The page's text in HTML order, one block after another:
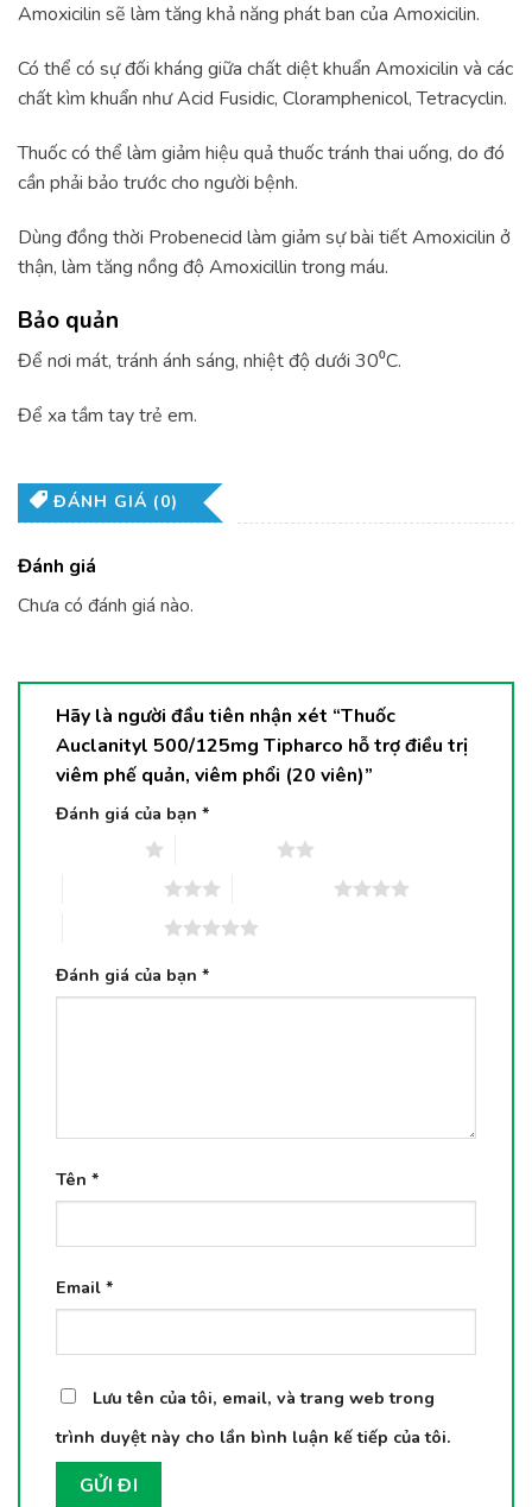
Amoxicilin sẽ làm tăng khả năng phát ban của Amoxicilin.
Có thể có sự đối kháng giữa chất diệt khuẩn Amoxicilin và các
chất kìm khuẩn như Acid Fusidic, Cloramphenicol, Tetracyclin.
Thuốc có thể làm giảm hiệu quả thuốc tránh thai uống, do đó
cần phải bảo trước cho người bệnh.
Dùng đồng thời Probenecid làm giảm sự bài tiết Amoxicilin ở
thận, làm tăng nồng độ Amoxicillin trong máu.
Bảo quản
Để nơi mát, tránh ánh sáng, nhiệt độ dưới 30⁰C.
Để xa tầm tay trẻ em.
ĐÁNH GIÁ (0)
Đánh giá
Chưa có đánh giá nào.
Hãy là người đầu tiên nhận xét “Thuốc
Auclanityl 500/125mg Tipharco hỗ trợ điều trị
viêm phế quản, viêm phổi (20 viên)”
Đánh giá của bạn *
Đánh giá của bạn *
Tên *
Email *
Lưu tên của tôi, email, và trang web trong
trình duyệt này cho lần bình luận kế tiếp của tôi.